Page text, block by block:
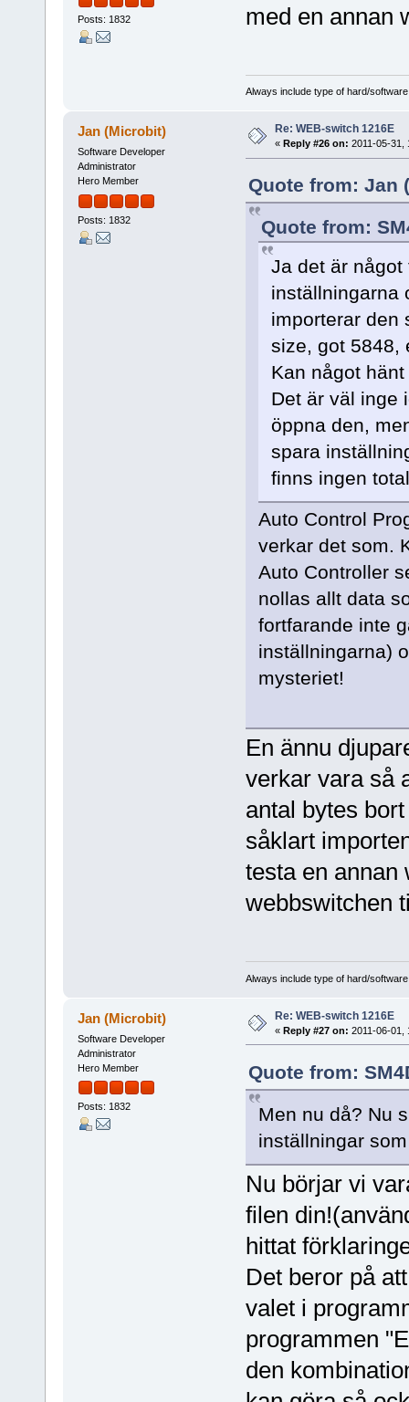
Posts: 1832
med en annan
Always include type of hard/
Jan (Microbit)
Software Developer
Administrator
Hero Member
Posts: 1832
Re: WEB-switch 1216E
« Reply #26 on: 2011-05-31,
Quote from: Jan
Quote from:
Ja det är
inställningarna
importerar den
size, got 5848,
Kan något
Det är väl inge
öppna den,
spara
finns ingen
Auto Control
verkar det som.
Auto Controller
nollas allt data
fortfarande inte
inställningarna)
mysteriet!
En ännu
verkar vara så
antal bytes
såklart
testa en annan
webbswitchen
Always include type of hard/
Jan (Microbit)
Software Developer
Administrator
Hero Member
Posts: 1832
Re: WEB-switch 1216E
« Reply #27 on: 2011-06-01,
Quote from:
Men nu då? Nu
inställningar
Nu börjar vi
filen
hittat
Det beror på
valet i
programmen
den